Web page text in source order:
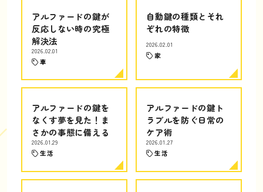
アルファードの鍵が
反応しない時の究極
解決法
2026.02.01
車
自動鍵の種類とそれ
ぞれの特徴
2026.02.01
家
アルファードの鍵を
なくす夢を見た！ま
さかの事態に備える
2026.01.29
生活
アルファードの鍵ト
ラブルを防ぐ日常の
ケア術
2026.01.27
生活